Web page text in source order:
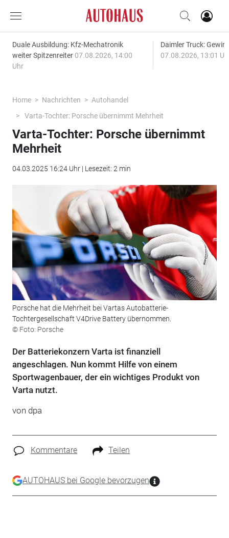
Duale Ausbildung: Kfz-Mechatronik
weiter Spitzenreiter 07.08.2026, 14:00
Uhr
Daimler Truck:
07.08.2026, 13:01
Home Nachrichten
Autohandel
Varta-Tochter: Porsche übernimmt Mehrheit
Varta-Tochter: Porsche übernimmt
Mehrheit
04.03.2025 16:24 Uhr | Lesezeit: 2 min
Porsche hat die Mehrheit bei Vartas Autobatterie-
Tochtergesellschaft V4Drive Battery übernommen.
© Foto: Porsche
Der Batteriekonzern Varta ist finanziell
angeschlagen. Nun kommt Hilfe von einem
Sportwagenbauer, der ein wichtiges Produkt von
Varta nutzt.
von dpa
Kommentare Teilen
AUTOHAUS bei Google bevorzugen